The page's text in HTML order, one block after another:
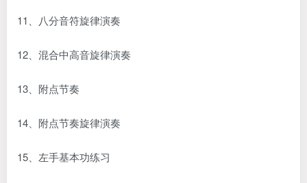
11、八分音符旋律演奏
12、混合中高音旋律演奏
13、附点节奏
14、附点节奏旋律演奏
15、左手基本功练习